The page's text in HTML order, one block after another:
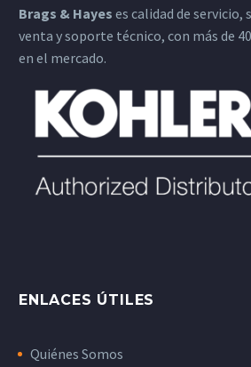
Brags & Hayes es calidad de servicio,
venta y soporte técnico, con más de
en el mercado.
ENLACES ÚTILES
Quiénes Somos